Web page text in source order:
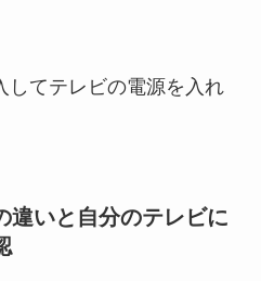
してテレビの電源を入れ
違いと自分のテレビに